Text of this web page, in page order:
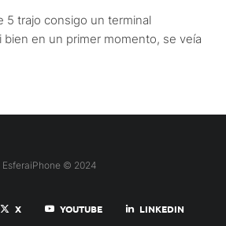
5 trajo consigo un terminal
en un primer momento, se veía
EsferaiPhone © 2024
X YOUTUBE LINKEDIN